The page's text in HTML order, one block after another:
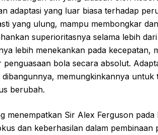
adaptasi yang luar biasa terhadap
yang ulung, mampu membongkar
superioritasnya selama lebih
lebih menekankan pada kecepatan,
bola secara absolut.
memungkinkannya untuk
berubah.
menempatkan Sir Alex Ferguson pada
dan keberhasilan dalam pembinaan